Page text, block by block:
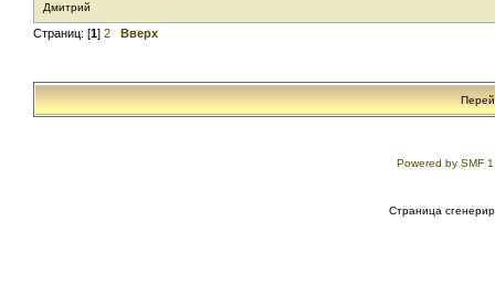
Дмитрий
Страниц: [1] 2 Вверх
Powered by SMF
Страница